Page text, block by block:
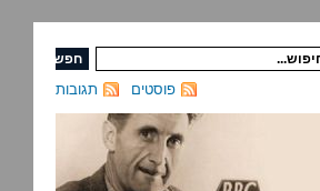
תגובות פוסטים